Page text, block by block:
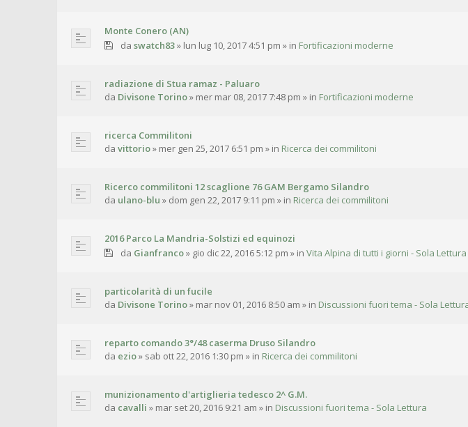
Monte Conero (AN)
da swatch83» lun lug 10, 2017 4:51 pm » in Fortificazioni moderne
radiazione di Stua ramaz - Paluaro
da Divisone Torino» mer mar 08, 2017 7:48 pm » in Fortificazioni moderne
ricerca Commilitoni
da vittorio» mer gen 25, 2017 6:51 pm » in Ricerca dei commilitoni
Ricerco commilitoni 12 scaglione 76 GAM Bergamo Silandro
da ulano-blu » dom gen 22, 2017 9:11 pm » in Ricerca dei commilitoni
2016 Parco La Mandria-Solstizi ed equinozi
da Gianfranco» gio dic 22, 2016 5:12 pm » in Vita Alpina di tutti i giorni - Sola Lettura
particolarità di un fucile
da Divisone Torino» mar nov 01, 2016 8:50 am » in Discussioni fuori tema - Sola
reparto comando 3°/48 caserma Druso Silandro
da ezio» sab ott 22, 2016 1:30 pm » in Ricerca dei commilitoni
munizionamento d'artiglieria tedesco 2^ G.M.
da cavalli » mar set 20, 2016 9:21 am » in Discussioni fuori tema - Sola Lettura